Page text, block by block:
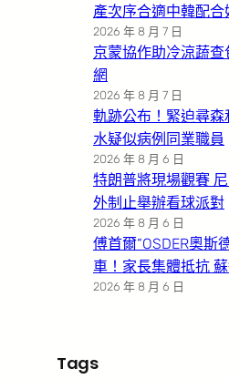
產次序合適中韓配合
2026 年 8 月 7 日
京蒙協作助冷涼蔬查
網
2026 年 8 月 7 日
軌跡公布！緊迫尋
水疑似病例同業職員
2026 年 8 月 6 日
特朗普將現場觀賽
外制止舉辦看球派對
2026 年 8 月 6 日
傅首爾“OSDER奧斯
車！家長集體抵抗
2026 年 8 月 6 日
Tags